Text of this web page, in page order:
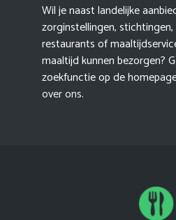
Wil je naast landelijke
zorginstellingen, stichtingen,
restaurants of
maaltijd kunnen bezorgen?
zoekfunctie op de
over ons.